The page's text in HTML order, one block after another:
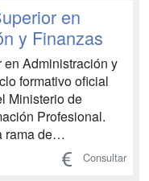
los procesos
en
y Finanzas
Administración y
formativo oficial
Ministerio de
Profesional.
rama de
e impartido
esta titulación te
Consultar